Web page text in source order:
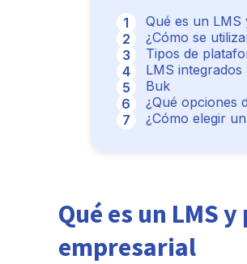
Qué es un LMS
¿Cómo se
Tipos de
LMS integrados
Buk
¿Qué opciones
¿Cómo elegir
Qué es un LMS
empresarial